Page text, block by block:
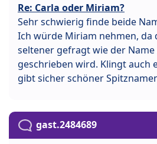
Re: Carla oder Miriam?
Sehr schwierig finde beide
Ich würde Miriam nehmen, da
seltener gefragt wie der
geschrieben wird. Klingt auch
gibt sicher schöner
gast.2484689